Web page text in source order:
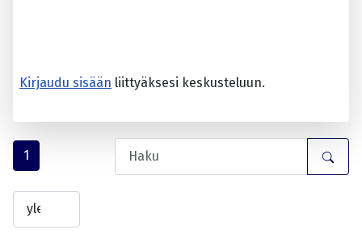
Kirjaudu sisään liittyäksesi keskusteluun.
1